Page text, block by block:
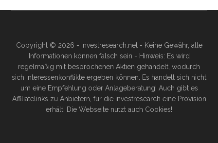
Copyright © 2026 - investresearch.net - Keine Gewähr, alle
Informationen können falsch sein - Hinweis: Es wird
regelmäßig mit besprochenen Aktien gehandelt, wodurch
sich Interessenkonflikte ergeben können. Es handelt sich nicht
um eine Empfehlung oder Anlageberatung! Auch gibt es
Affiliatelinks zu Anbietern, für die investresearch eine Provision
erhält. Die Webseite nutzt auch Cookies!